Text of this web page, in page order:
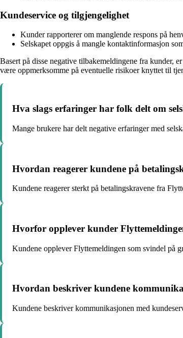
Kundeservice og tilgjengelighet
Kunder rapporterer om manglende respons på
Selskapet oppgis å mangle kontaktinformasjon
Basert på disse negative tilbakemeldingene fra kunder,
være oppmerksomme på eventuelle risikoer knyttet til
Hva slags erfaringer har folk delt om
Mange brukere har delt negative erfaringer med
Hvordan reagerer kundene på
Kundene reagerer sterkt på betalingskravene fra
Hvorfor opplever kunder
Kundene opplever Flyttemeldingen som svindel på
Hvordan beskriver kundene
Kundene beskriver kommunikasjonen med